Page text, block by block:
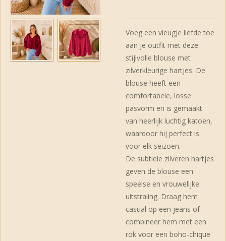
Voeg een vleugje liefde toe
aan je outfit met deze
stijlvolle blouse met
zilverkleurige hartjes. De
blouse heeft een
comfortabele, losse
pasvorm en is gemaakt
van heerlijk luchtig katoen,
waardoor hij perfect is
voor elk seizoen.
De subtiele zilveren hartjes
geven de blouse een
speelse en vrouwelijke
uitstraling. Draag hem
casual op een jeans of
combineer hem met een
rok voor een boho-chique